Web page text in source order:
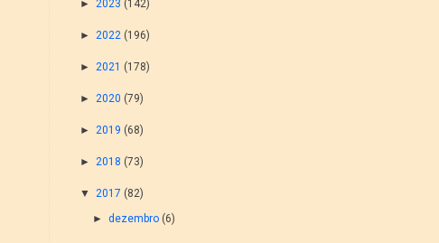
► 2023 (142)
► 2022 (196)
► 2021 (178)
► 2020 (79)
► 2019 (68)
► 2018 (73)
▼ 2017 (82)
►dezembro (6)